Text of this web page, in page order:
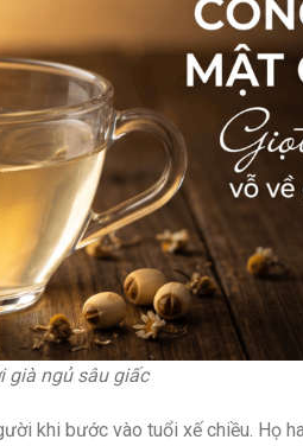
già ngủ sâu giấc
khi bước vào tuổi xế chiều. Họ